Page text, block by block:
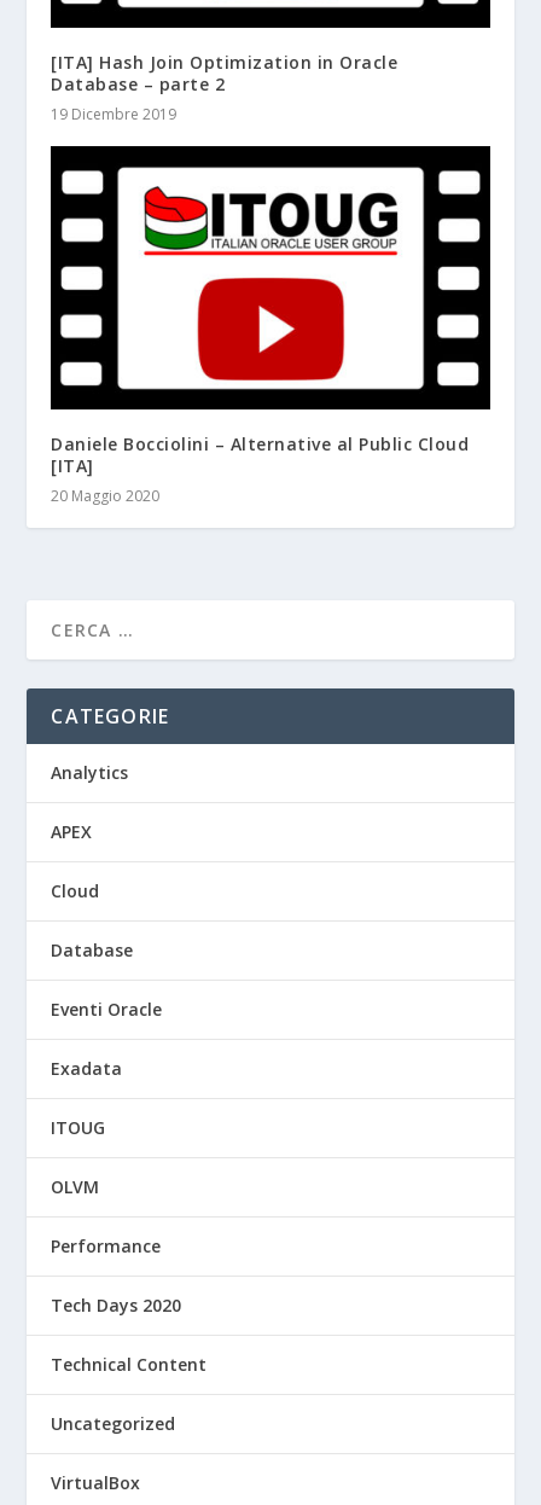
[ITA] Hash Join Optimization in Oracle
Database – parte 2
19 Dicembre 2019
Daniele Bocciolini – Alternative al Public Cloud
[ITA]
20 Maggio 2020
CATEGORIE
Analytics
APEX
Cloud
Database
Eventi Oracle
Exadata
ITOUG
OLVM
Performance
Tech Days 2020
Technical Content
Uncategorized
VirtualBox